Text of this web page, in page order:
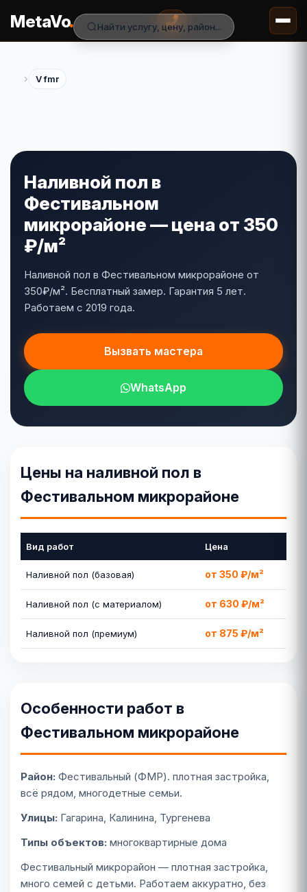
MetaVo.
› V fmr
Наливной пол в
Фестивальном
микрорайоне — цена от 350
₽/м²
Наливной пол в Фестивальном микрорайоне от
350₽/м². Бесплатный замер. Гарантия 5 лет.
Работаем с 2019 года.
Вызвать мастера
WhatsApp
Цены на наливной пол в
Фестивальном микрорайоне
Вид работ Цена
Наливной пол (базовая) от 350 ₽/м²
Наливной пол (с материалом) от 630 ₽/м²
Наливной пол (премиум) от 875 ₽/м²
Особенности работ в
Фестивальном микрорайоне
Район: Фестивальный (ФМР). плотная застройка,
всё рядом, многодетные семьи.
Улицы: Гагарина, Калинина, Тургенева
Типы объектов: многоквартирные дома
Фестивальный микрорайон — плотная застройка,
много семей с детьми. Работаем аккуратно, без
Найти услугу, цену, район...